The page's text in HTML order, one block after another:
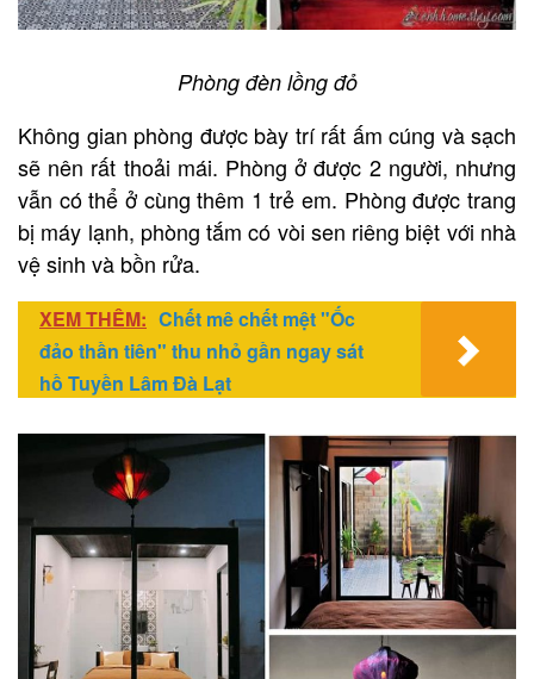
Phòng đèn lồng đỏ
Không gian phòng được bày trí rất ấm cúng và sạch
sẽ nên rất thoải mái. Phòng ở được 2 người, nhưng
vẫn có thể ở cùng thêm 1 trẻ em. Phòng được trang
bị máy lạnh, phòng tắm có vòi sen riêng biệt với nhà
vệ sinh và bồn rửa.
XEM THÊM: Chết mê chết mệt "Ốc
đảo thần tiên" thu nhỏ gần ngay sát
hồ Tuyền Lâm Đà Lạt